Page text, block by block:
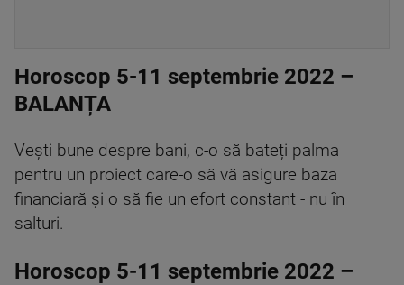
Horoscop 5-11 septembrie 2022 –
BALANȚA
Vești bune despre bani, c-o să bateți palma
pentru un proiect care-o să vă asigure baza
financiară și o să fie un efort constant - nu în
salturi.
Horoscop 5-11 septembrie 2022 –